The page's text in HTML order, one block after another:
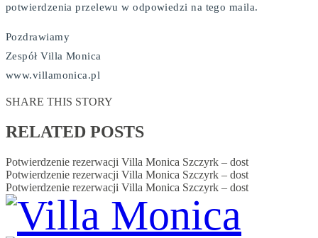
potwierdzenia przelewu w odpowiedzi na tego maila.
Pozdrawiamy
Zespół Villa Monica
www.villamonica.pl
SHARE THIS STORY
RELATED POSTS
Potwierdzenie rezerwacji Villa Monica Szczyrk – dost
Potwierdzenie rezerwacji Villa Monica Szczyrk – dost
Potwierdzenie rezerwacji Villa Monica Szczyrk – dost